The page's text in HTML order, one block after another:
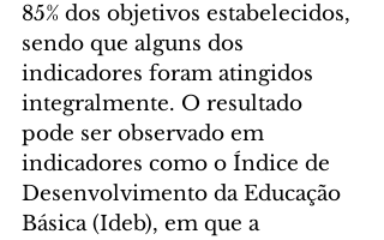
85% dos objetivos estabelecidos,
sendo que alguns dos
indicadores foram atingidos
integralmente. O resultado
pode ser observado em
indicadores como o Índice de
Desenvolvimento da Educação
Básica (Ideb), em que a